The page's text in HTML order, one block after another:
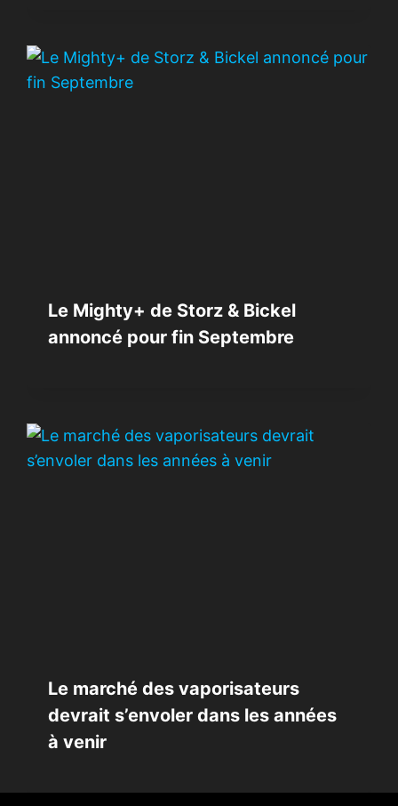
Le Mighty+ de Storz & Bickel
annoncé pour fin Septembre
Le marché des vaporisateurs
devrait s’envoler dans les années
à venir